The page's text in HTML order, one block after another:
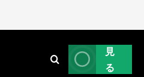
見
る